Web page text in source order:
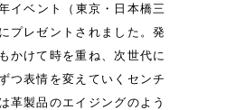
イベント（東京・日本橋三
プレゼントされました。発
かけて時を重ね、次世代に
つ表情を変えていくセンチ
革製品のエイジングのよう